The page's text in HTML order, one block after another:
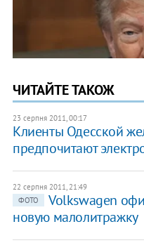
ЧИТАЙТЕ ТАКОЖ
23 серпня 2011, 00:17
Клиенты Одесской
предпочитают
22 серпня 2011, 21:49
ФОТО
Volkswagen
новую малолитражку